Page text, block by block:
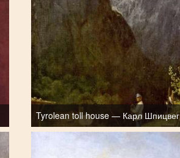
Tyrolean toll house — Карл Шпицвег